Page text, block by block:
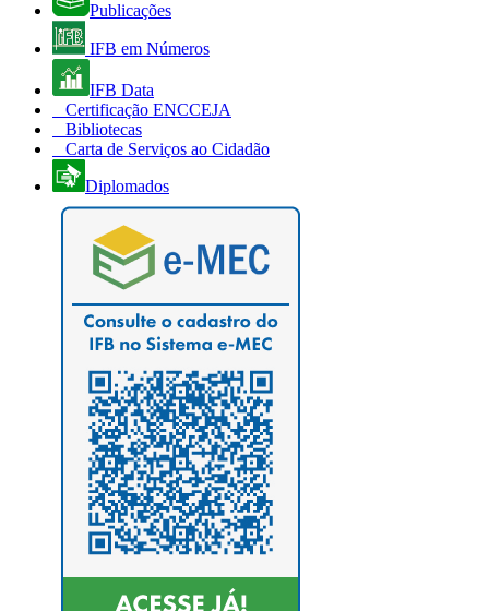
Publicações
IFB em Números
IFB Data
Certificação ENCCEJA
Bibliotecas
Carta de Serviços ao Cidadão
Diplomados